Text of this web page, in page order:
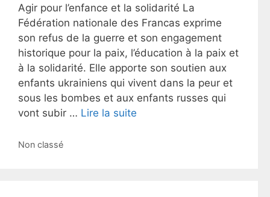
Agir pour l’enfance et la solidarité La
Fédération nationale des Francas exprime
son refus de la guerre et son engagement
historique pour la paix, l’éducation à la paix et
à la solidarité. Elle apporte son soutien aux
enfants ukrainiens qui vivent dans la peur et
sous les bombes et aux enfants russes qui
vont subir … Lire la suite
Catégories
Non classé